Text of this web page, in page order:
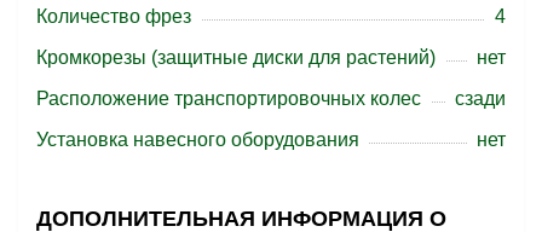
Количество фрез
4
Кромкорезы (защитные диски для растений)
нет
Расположение транспортировочных колес
сзади
Установка навесного оборудования
нет
ДОПОЛНИТЕЛЬНАЯ ИНФОРМАЦИЯ О